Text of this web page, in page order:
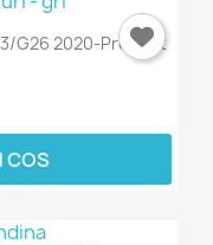
G26 2020-Prezent
COS